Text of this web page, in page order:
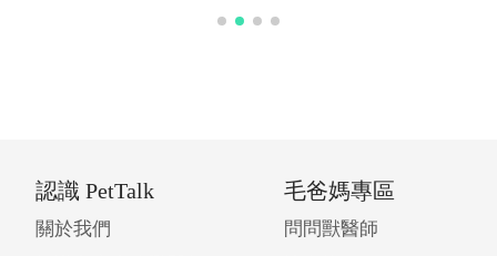
認識 PetTalk
關於我們
毛爸媽專區
問問獸醫師